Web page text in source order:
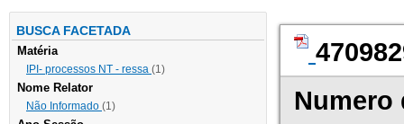
BUSCA FACETADA
Matéria
IPI- processos NT - ressa (1)
Nome Relator
Não Informado (1)
Numero